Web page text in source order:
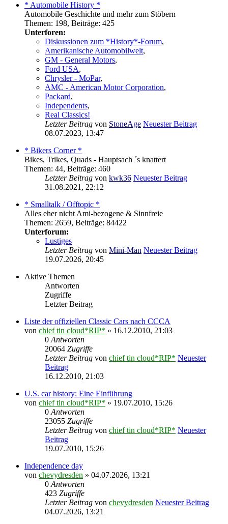
* Automobile History *
Automobile Geschichte und mehr zum Stöbern
Themen: 198, Beiträge: 425
Unterforen:
Diskussionen zum *History*-Forum,
Amerikanische Automobilwelt,
GM - General Motors,
Ford USA,
Chrysler - MoPar,
AMC - American Motor Corporation,
Packard,
Independents,
Real Classics!
Letzter Beitrag von StoneAge Neuester Beitrag
08.07.2023, 13:47
* Bikers Corner *
Bikes, Trikes, Quads - Hauptsach ´s knattert
Themen: 44, Beiträge: 460
Letzter Beitrag von kwk36 Neuester Beitrag
31.08.2021, 22:12
* Smalltalk / Offtopic *
Alles eher nicht Ami-bezogene & Sinnfreie
Themen: 2659, Beiträge: 84422
Unterforum:
Lustiges
Letzter Beitrag von Mini-Man Neuester Beitrag
19.07.2026, 20:45
Aktive Themen
Antworten
Zugriffe
Letzter Beitrag
Liste der offiziellen Classic Cars nach CCCA
von chief tin cloud*RIP* » 16.12.2010, 21:03
0Antworten
20064 Zugriffe
Letzter Beitrag von chief tin cloud*RIP* Neuester
Beitrag
16.12.2010, 21:03
U.S. car history: Eine Einführung
von chief tin cloud*RIP* » 19.07.2010, 15:26
0Antworten
23055 Zugriffe
Letzter Beitrag von chief tin cloud*RIP* Neuester
Beitrag
19.07.2010, 15:26
Independence day
von chevydresden » 04.07.2026, 13:21
0Antworten
423 Zugriffe
Letzter Beitrag von chevydresden Neuester Beitrag
04.07.2026, 13:21